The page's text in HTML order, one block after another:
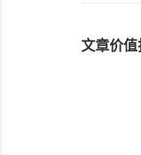
文章价值